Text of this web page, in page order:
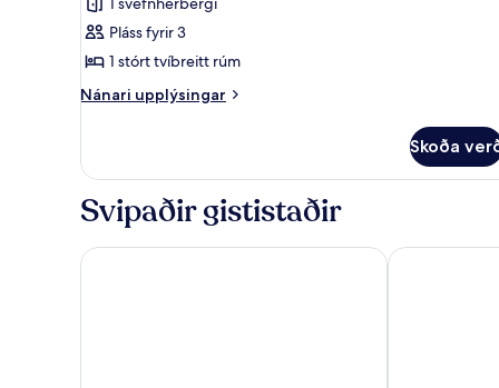
(Bethesda
Grandeur)
Pláss fyrir 3
1 stórt tvíbreitt rúm
Nánari upplýsingar
Nánari
(Bethesda
Skoða
Svipaðir gististaðir
The Carlyle, A Rosewood Hotel The Pierre, A